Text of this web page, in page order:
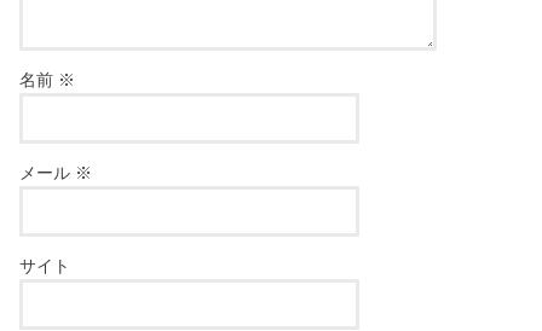
名前 ※
メール ※
サイト